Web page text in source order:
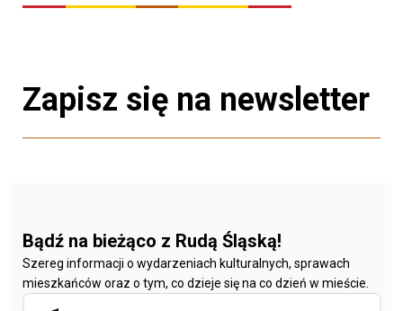
Zapisz się na newsletter
Bądź na bieżąco z Rudą Śląską!
Szereg informacji o wydarzeniach kulturalnych, sprawach
mieszkańców oraz o tym, co dzieje się na co dzień w mieście.